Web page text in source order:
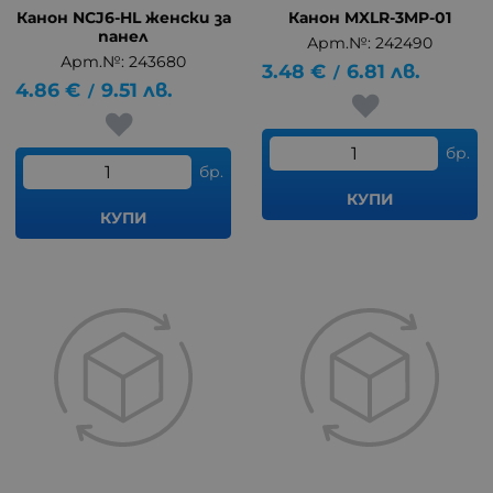
Канон NCJ6-HL женски за
панел
Арт.№: 243680
4.86 € / 9.51 лв.
бр.
КУПИ
Канон MXLR-3MP-01
Арт.№: 242490
3.48 € / 6.81 лв.
бр.
КУПИ